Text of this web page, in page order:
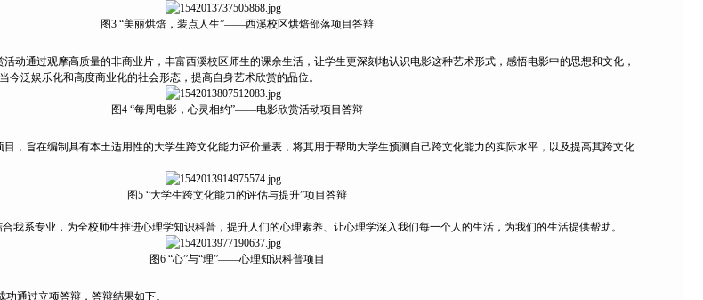
图3 “美丽烘焙，装点人生”——西溪校区烘焙部落项目答辩
动通过观摩高质量的非商业片，丰富西溪校区师生的课余生活，让学生更深刻地认识电影这种艺术形式，感悟电影中的思想和文化，
今泛娱乐化和高度商业化的社会形态，提高自身艺术欣赏的品位。
图4 “每周电影，心灵相约”——电影欣赏活动项目答辩
目，旨在编制具有本土适用性的大学生跨文化能力评价量表，将其用于帮助大学生预测自己跨文化能力的实际水平，以及提高其跨文化
图5 “大学生跨文化能力的评估与提升”项目答辩
我系专业，为全校师生推进心理学知识科普，提升人们的心理素养、让心理学深入我们每一个人的生活，为我们的生活提供帮助。
图6 “心”与“理”——心理知识科普项目
通过立项答辩，答辩结果如下。